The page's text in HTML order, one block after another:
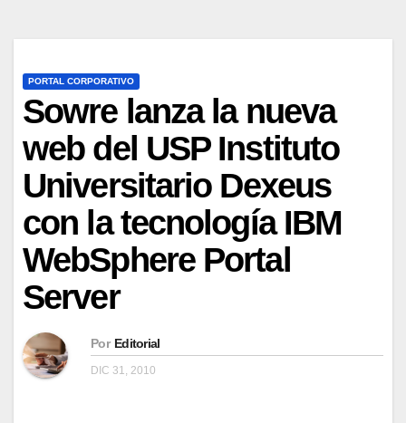
PORTAL CORPORATIVO
Sowre lanza la nueva
web del USP Instituto
Universitario Dexeus
con la tecnología IBM
WebSphere Portal
Server
Por Editorial
DIC 31, 2010